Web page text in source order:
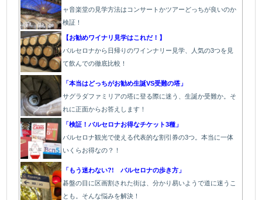
ャ音楽堂の見学方法はコンサートかツアーどっちが良いのか
検証！
【お勧めワイナリ見学はこれだ！】
バルセロナから日帰りのワインナリー見学、人気の3つを見
て飲んでの徹底比較！
「本当はどっちがお勧め生誕VS受難の塔」
サグラダファミリアの塔に登る際に迷う、生誕か受難か。そ
れに正面からお答えします！
「検証！バルセロナお得なチケット3種」
バルセロナ観光で使える代表的な割引券の3つ。本当に一体
いくらお得なの？！
「もう迷わない?! バルセロナの歩き方」
碁盤の目に区画割された街は、分かり易いようで道に迷うこ
とも。そんな悩みを解決！